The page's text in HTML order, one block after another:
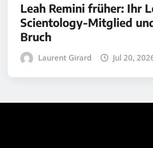
Leah Remini früher: Ihr
Scientology-Mitglied
Bruch
Laurent Girard Jul 20,